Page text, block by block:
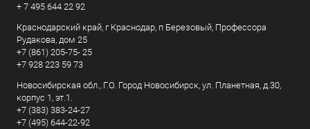
+ 7 495 644 22 92
Краснодарский край, г Краснодар, п Березовый, Профессора
Рудакова, дом 25
+7 (861) 205-75- 25
+7 928 223 59 73
Новосибирская обл., Г.О. Город Новосибирск, ул. Планетная, д.30,
корпус 1, эт.1.
+7 (383) 383-24-27
+7 (495) 644-22-92